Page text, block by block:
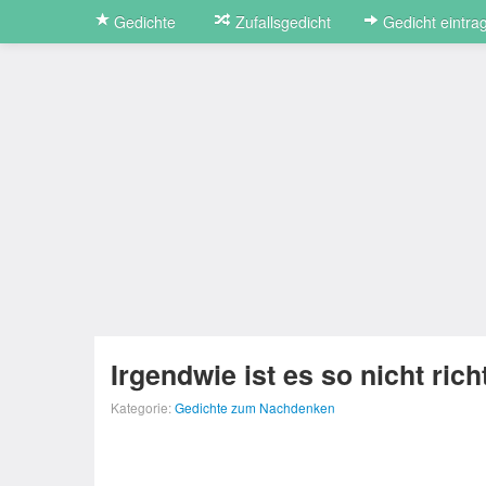
Gedichte Zufallsgedicht Gedicht
Irgendwie ist es so nicht
Kategorie:Gedichte zum Nachdenken